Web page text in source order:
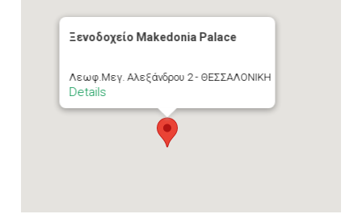
Ξενοδοχείο Makedonia Palace
Λεωφ.Μεγ. Αλεξάνδρου 2 - ΘΕΣΣΑΛΟΝΙΚΗ
Details